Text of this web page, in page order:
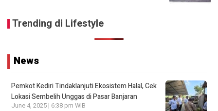
Trending di Lifestyle
News
Pemkot Kediri Tindaklanjuti Ekosistem Halal, Cek
Lokasi Sembelih Unggas di Pasar Banjaran
June 4, 2025 | 6:38 pm WIB